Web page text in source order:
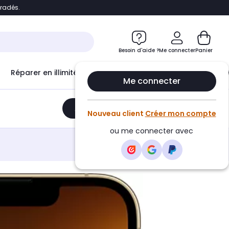
Accéder directement au chatbot
Besoin d'aide ?Me connecter
Me connecter
Nouveau client Créer mon compte
ou me connecter avec
Panier
Réparer en illimité avec Le Club Infinity
Ajouter au panier •